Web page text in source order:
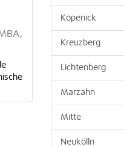
Köpenick
Kreuzberg
Lichtenberg
Marzahn
Mitte
Neukölln